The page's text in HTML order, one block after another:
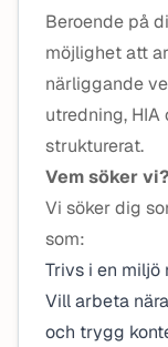
Beroende på
möjlighet att
närliggande
utredning,
strukturerat.
Vem söker vi?
Vi söker dig
som:
Trivs i en
Vill arbeta
och trygg